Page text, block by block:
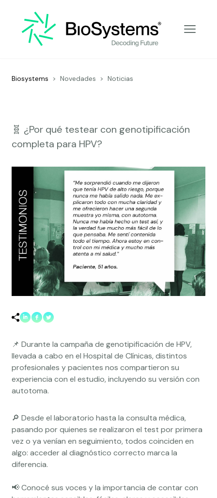
Decoding Future
Biosystems > Novedades > Noticias
🧬 ¿Por qué testear con genotipificación
completa para HPV?
📌 Durante la campaña de genotipificación de HPV,
llevada a cabo en el Hospital de Clínicas, distintos
profesionales y pacientes nos compartieron su
experiencia con el estudio, incluyendo su versión con
autotoma.
🔎 Desde el laboratorio hasta la consulta médica,
pasando por quienes se realizaron el test por primera
vez o ya venían en seguimiento, todos coinciden en
algo: acceder al diagnóstico correcto marca la
diferencia.
📢 Conocé sus voces y la importancia de contar con